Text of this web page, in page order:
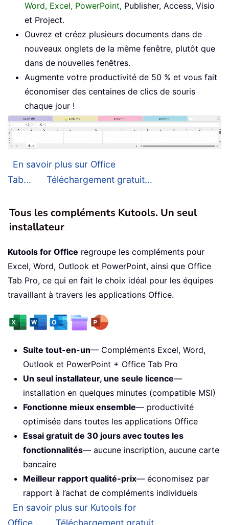
Word, Excel, PowerPoint, Publisher, Access, Visio
et Project.
Ouvrez et créez plusieurs documents dans de
nouveaux onglets de la même fenêtre, plutôt que
dans de nouvelles fenêtres.
Augmente votre productivité de 50 % et vous fait
économiser des centaines de clics de souris
chaque jour !
En savoir plus sur Office
Tab...
Téléchargement gratuit...
Tous les compléments Kutools. Un seul
installateur
Kutools for Office regroupe les compléments pour
Excel, Word, Outlook et PowerPoint, ainsi que Office
Tab Pro, ce qui en fait le choix idéal pour les équipes
travaillant à travers les applications Office.
Suite tout-en-un— Compléments Excel, Word,
Outlook et PowerPoint + Office Tab Pro
Un seul installateur, une seule licence—
installation en quelques minutes (compatible MSI)
Fonctionne mieux ensemble— productivité
optimisée dans toutes les applications Office
Essai gratuit de 30 jours avec toutes les
fonctionnalités— aucune inscription, aucune carte
bancaire
Meilleur rapport qualité-prix— économisez par
rapport à l’achat de compléments individuels
En savoir plus sur Kutools for
Office...
Téléchargement gratuit…